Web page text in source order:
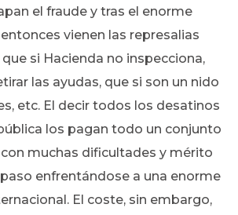
el fraude y tras el enorme
vienen las represalias
si Hacienda no inspecciona,
las ayudas, que si son un nido
etc. El decir todos los desatinos
los pagan todo un conjunto
muchas dificultades y mérito
enfrentándose a una enorme
El coste, sin embargo,